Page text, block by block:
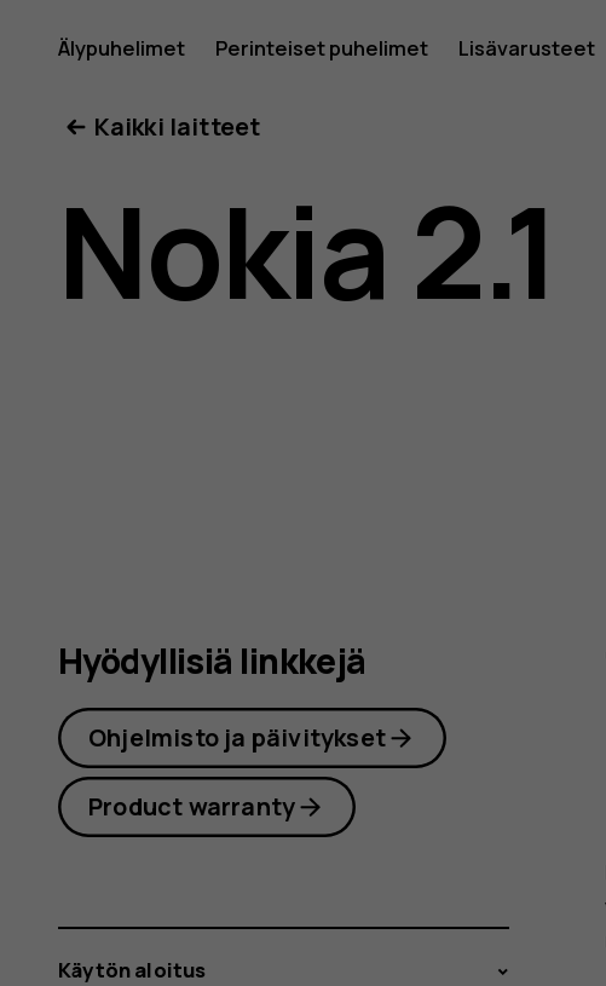
Nokia
2.1
Älypuhelimet Perinteiset puhelimet Lisävarusteet
Kaikki laitteet
Nokia 2.1
Hyödyllisiä linkkejä
Ohjelmisto ja päivitykset
Product warranty
Käytön aloitus